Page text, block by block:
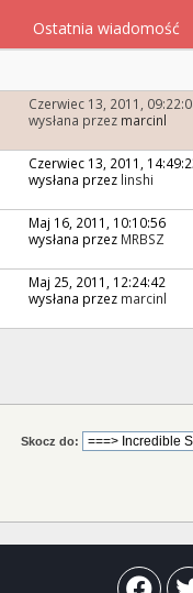
Ostatnia wiadomość
Czerwiec 13, 2011,
wysłana przez marcinl
Czerwiec 13, 2011,
wysłana przez linshi
Maj 16, 2011, 10:10:56
wysłana przez MRBSZ
Maj 25, 2011, 12:24:42
wysłana przez marcinl
Skocz do: